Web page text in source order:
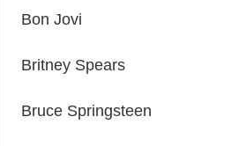
Bon Jovi
Britney Spears
Bruce Springsteen